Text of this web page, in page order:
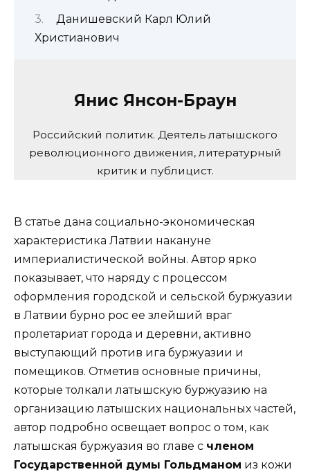
Данишевский Карл Юлий
Христианович
Янис Янсон-Браун
Российский политик. Деятель латышского
революционного движения, литературный
критик и публицист.
В статье дана социально-экономическая
характеристика Латвии накануне
империалистической войны. Автор ярко
показывает, что наряду с процессом
оформления городской и сельской буржуазии
в Латвии бурно рос ее злейший враг
пролетариат города и деревни, активно
выступающий против ига буржуазии и
помещиков. Отметив основные причины,
которые толкали латышскую буржуазию на
организацию латышских национальных частей,
автор подробно освещает вопрос о том, как
латышская буржуазия во главе с членом
Государственной думы Гольдманом из кожи